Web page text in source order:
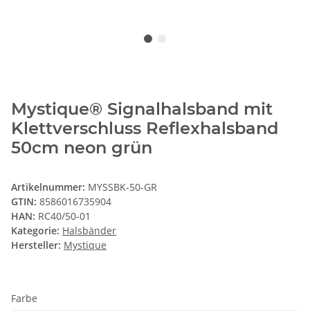
Mystique® Signalhalsband mit
Klettverschluss Reflexhalsband
50cm neon grün
Artikelnummer: MYSSBK-50-GR
GTIN: 8586016735904
HAN: RC40/50-01
Kategorie: Halsbänder
Hersteller: Mystique
Farbe